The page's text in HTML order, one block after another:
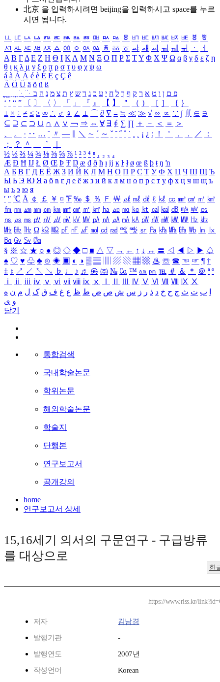
北京 을 입력하시려면 beijing을 입력하시고 space를 누르
시면 됩니다.
ㅥ ㅦ ㅧ ㅨ ㅩ ㅪ ㅫ ㅬ ㅭ ㅮ ㅯ ㅰ ㅱ ㅲ ㅳ ㅴ ㅵ ㅶ ㅷ ㅸ
ㅹ
ㅺ ㅻ ㅼ ㅽ ㅾ ㅿ ㆀ ㆁ ㆂ ㆃ ㆄ ㆅ ㆆ ㆇ ㆈ ㆉ ㆊ ㆋ ㆌ ㆍ
ㆎ
Α Β ΓΔ Ε Ζ Η Θ Ι ΚΛ Μ Ν Ξ Ο Π Ρ Σ ΤΥ Φ Χ Ψ Ω α β γ δ ε ζ η
θ ι κ λ μ ν ξ ο π ρ σ τ υ φ χ ψ ω
á à Á À é è É È ç Ç ê
Ä Ö Ü ä ö ü ß
ִֶֹ ֻּ ׁׂ פ ם ן ו ט א ר ק ף ך ל ח י ע כ ג ד ש ץ ת צ מ נ ה ב
‘ ’ “ ” 〔 〕 〈 〉 「 」 『 』 【 】 ＂ （ ） ［ ］ ｛ ｝
± × ÷ ≠ ≤ ≥ ∞ ∴ ♂ ♀ ∠ ⊥ ⌒ ∂ ∇ ≡ ≒ ≪ ≫ √ ∽ ∝ ∵ ∫ ∬ ∈ ∋
⊆ ⊇ ⊂ ⊃ ∪ ∩ ∧ ∨ ￢ ⇒ ⇔ ∀ ∃ ∮ ∑ ∏ ＋ － ＜ ＝
＞
、
。 · ‥ … ¨ 〃 ― ＼ ∼ ´ ～ ˇ ˘ ˝ ˚ ˙ ¸ ¡ ¿ ː ！ ＇ ， ． ／
：
；
？ ＾ ｀
½ ⅓ ⅔ ¼ ¾ ⅛ ⅜ ⅝ ⅞ ¹ ² ³ ⁴ ⁿ ₁ ₂ ₃ ₄
Æ Ð Ħ Ĳ Ł Ø Œ Þ Ŧ Ŋ æ đ ð ħ ı ĳ ĸ ŀ ł ø œ ß þ ŧ ŋ ŉ
А Б В Г Д Е Ё Ж З И Й К Л М Н О П Р С Т У Ф Х Ц Ч Ш Щ Ъ
Ы Ь Э Ю Я а б в г д е ё ж з и й к л м н о п р с т у ф х ц ч ш щ ъ
ы ь э ю я
′ ″ ℃ Å ￠ ￡ ￥ ¤ ℉ ‰ ＄ ％ Ｆ ￦ ㎕ ㎖ ㎗ ℓ ㎘ ㏄ ㎣ ㎤ ㎥ ㎦
㎙ ㎚ ㎛ ㎜ ㎝ ㎞ ㎟ ㎠ ㎡ ㎢ ㏊ ㎍ ㎎ ㎏ ㏏ ㎈ ㎉ ㏈ ㎧ ㎨ ㎰
㎱ ㎲ ㎳ ㎴ ㎵ ㎶ ㎷ ㎸ ㎹ ㎀ ㎁ ㎂ ㎃ ㎄ ㎺ ㎻ ㎽ ㎾ ㎿ ㎐ ㎑
㎒ ㎓ ㎔ Ω ㏀ ㏁ ㎊ ㎋ ㎌ ㏖ ㏅ ㎭ ㎮ ㎯ ㏛ ㎩ ㎪ ㎫ ㎬ ㏝ ㏐
㏓
㏃ ㏉ ㏜ ㏆
§ ※ ☆ ★ ○ ● ◎ ◇ ◆ □ ■ △ ▽ → ← ↑ ↓ ↔ 〓 ◁ ◀ ▷ ▶ ♤
♠ ♡ ♥ ♧ ♣ ⊙ ◈ ▣ ◐ ◑ ▒ ▤ ▨ ▧ ▦ ▩ ♨ ☏ ☎ ☜ ☞ ¶ †
‡ ↕ ↗ ↙ ↖ ↘ ♭ ♩ ♪ ♬ ㉿ ㈜ № ㏇ ™ ㏂ ㏘ ℡ ＃ ＆ ＊ ＠ ª º
ⅰ
ⅱ ⅲ ⅳ ⅴ ⅵ ⅶ ⅷ ⅸ ⅹ Ⅳ Ⅴ Ⅵ Ⅶ Ⅷ Ⅸ Ⅹ
ب ت ث ج ح خ د ذ ر ز س ش ص ض ط ظ ع غ ف ق ک ل م ن ه
و ی
닫기
통합검색
국내학술논문
학위논문
해외학술논문
학술지
단행본
연구보고서
공개강의
home
연구보고서 상세
15,16세기 의서의 구문연구 - 구급방류
를 대상으로
한
https://www.riss.kr/
저자 김남경
발행기관 -
발행연도 2007년
작성언어 Korean